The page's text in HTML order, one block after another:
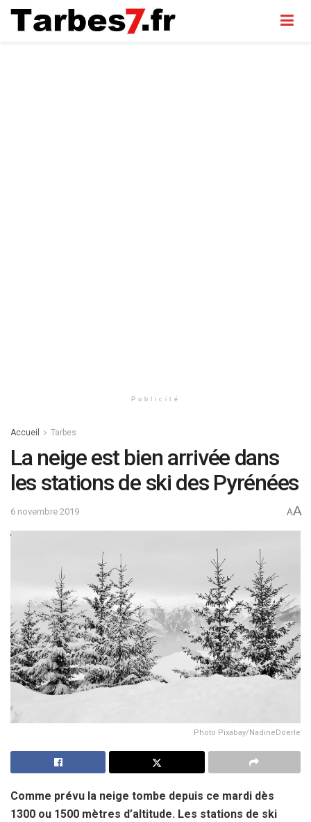
Publicité
Accueil Tarbes
La neige est bien arrivée dans
les stations de ski des Pyrénées
6 novembre 2019 AA
Photo Pixabay/NadineDoerle
Comme prévu la neige tombe depuis ce mardi dès
1300 ou 1500 mètres d’altitude. Les stations de ski